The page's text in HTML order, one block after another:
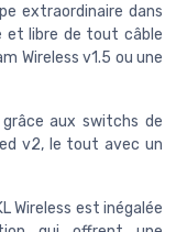
extraordinaire dans
et libre de tout câble
Wireless v1.5 ou une
aux switchs de
v2, le tout avec un
Wireless est inégalée